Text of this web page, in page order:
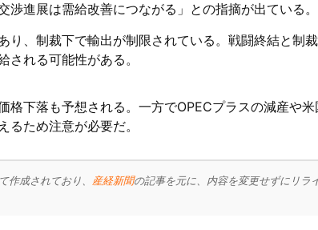
渉進展は需給改善につながる」との指摘が出ている。
り、制裁下で輸出が制限されている。戦闘終結と制
される可能性がある。
格下落も予想される。一方でOPECプラスの減産や
るため注意が必要だ。
作成されており、 産経新聞の記事を元に、内容を変更せずにリラ